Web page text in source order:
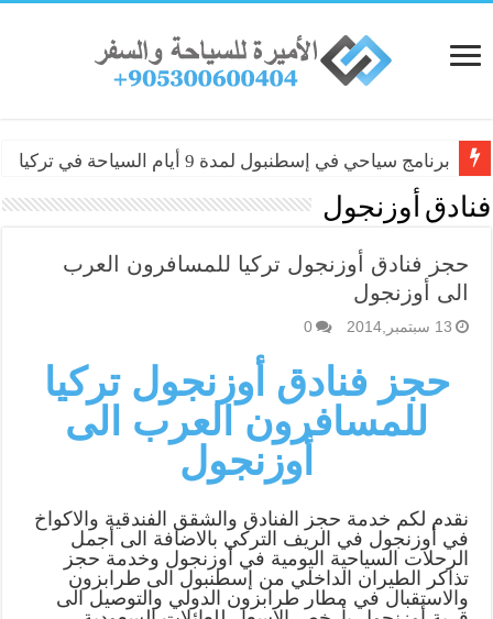
برنامج سياحي في إسطنبول لمدة 9 أيام السياحة في تركيا
فنادق أوزنجول
حجز فنادق أوزنجول تركيا للمسافرون العرب
الى أوزنجول
13 سبتمبر,2014 0
حجز فنادق أوزنجول تركيا
للمسافرون العرب الى
أوزنجول
نقدم لكم خدمة حجز الفنادق والشقق الفندقية والاكواخ
في أوزنجول في الريف التركي بالاضافة الى أجمل
الرحلات السياحية اليومية في أوزنجول وخدمة حجز
تذاكر الطيران الداخلي من إسطنبول الى طرابزون
والاستقبال في مطار طرابزون الدولي والتوصيل الى